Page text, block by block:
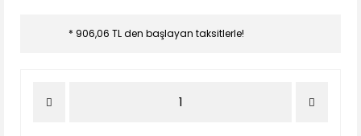
* 906,06 TL den başlayan taksitlerle!